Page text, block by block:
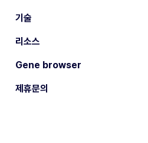
기술
리소스
Gene browser
제휴문의